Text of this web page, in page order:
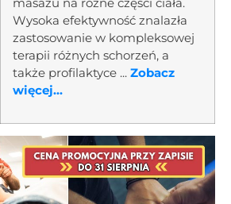
masażu na różne części ciała.
Wysoka efektywność znalazła
zastosowanie w kompleksowej
terapii różnych schorzeń, a
także profilaktyce ... Zobacz
więcej...